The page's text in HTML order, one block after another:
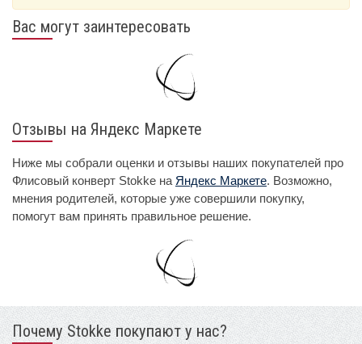
Вас могут заинтересовать
Отзывы на Яндекс Маркете
Ниже мы собрали оценки и отзывы наших покупателей про
Флисовый конверт Stokke на Яндекс Маркете. Возможно,
мнения родителей, которые уже совершили покупку,
помогут вам принять правильное решение.
Почему Stokke покупают у нас?